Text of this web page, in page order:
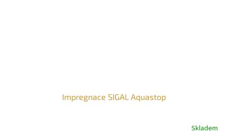
Impregnace SIGAL Aquastop
Skladem